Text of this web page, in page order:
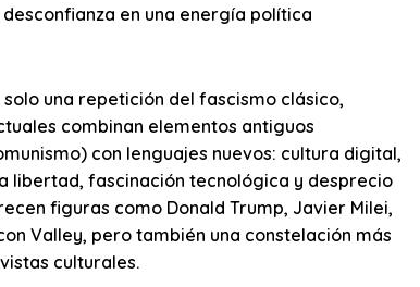
en una energía política
una repetición del fascismo clásico,
combinan elementos antiguos
con lenguajes nuevos: cultura digital,
libertad, fascinación tecnológica y desprecio
figuras como Donald Trump, Javier Milei,
Valley, pero también una constelación más
culturales.